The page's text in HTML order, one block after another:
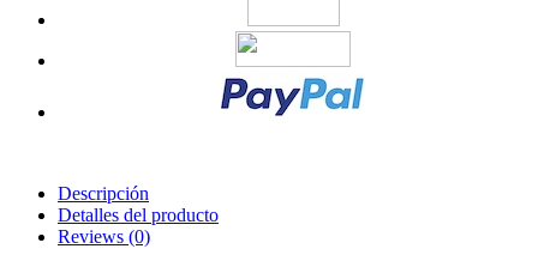
Descripción
Detalles del producto
Reviews (0)